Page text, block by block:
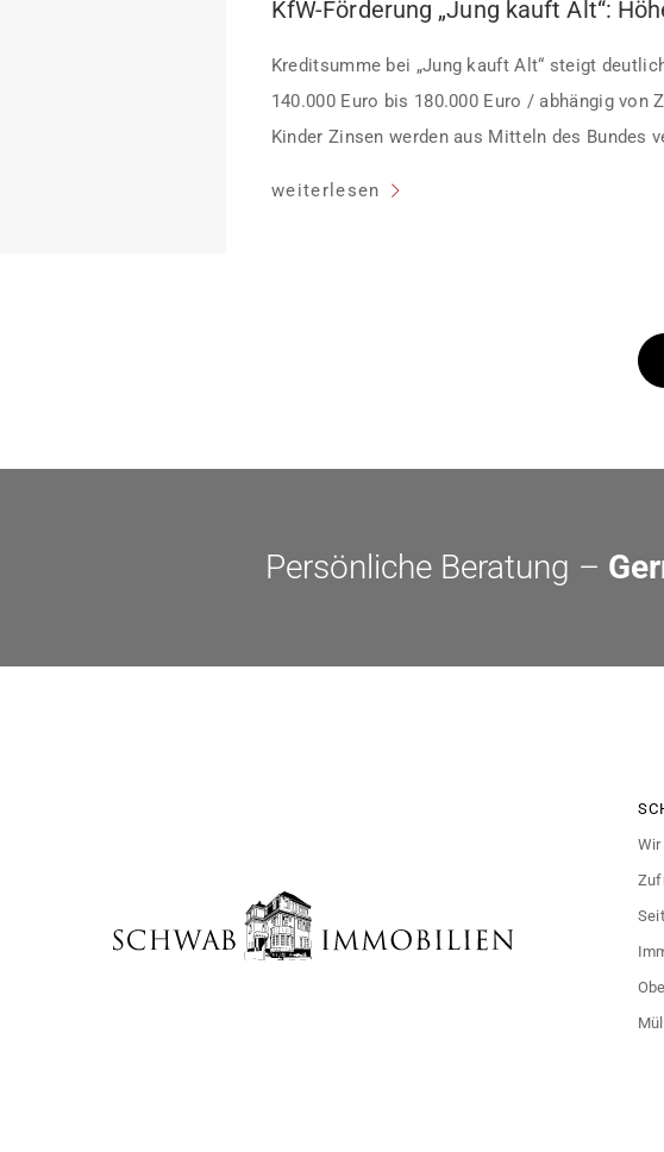
Kreditsumme bei „Jung kauft Alt“ steigt
140.000 Euro bis 180.000 Euro / abhängig von
Kinder Zinsen werden aus Mitteln des Bundes
weiterlesen
Persönliche Beratung –